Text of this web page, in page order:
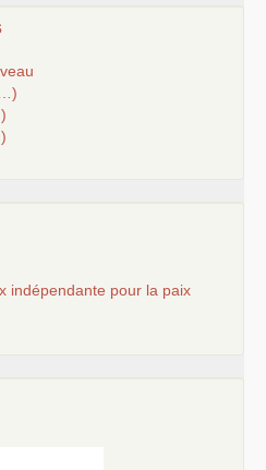
indépendante pour la paix